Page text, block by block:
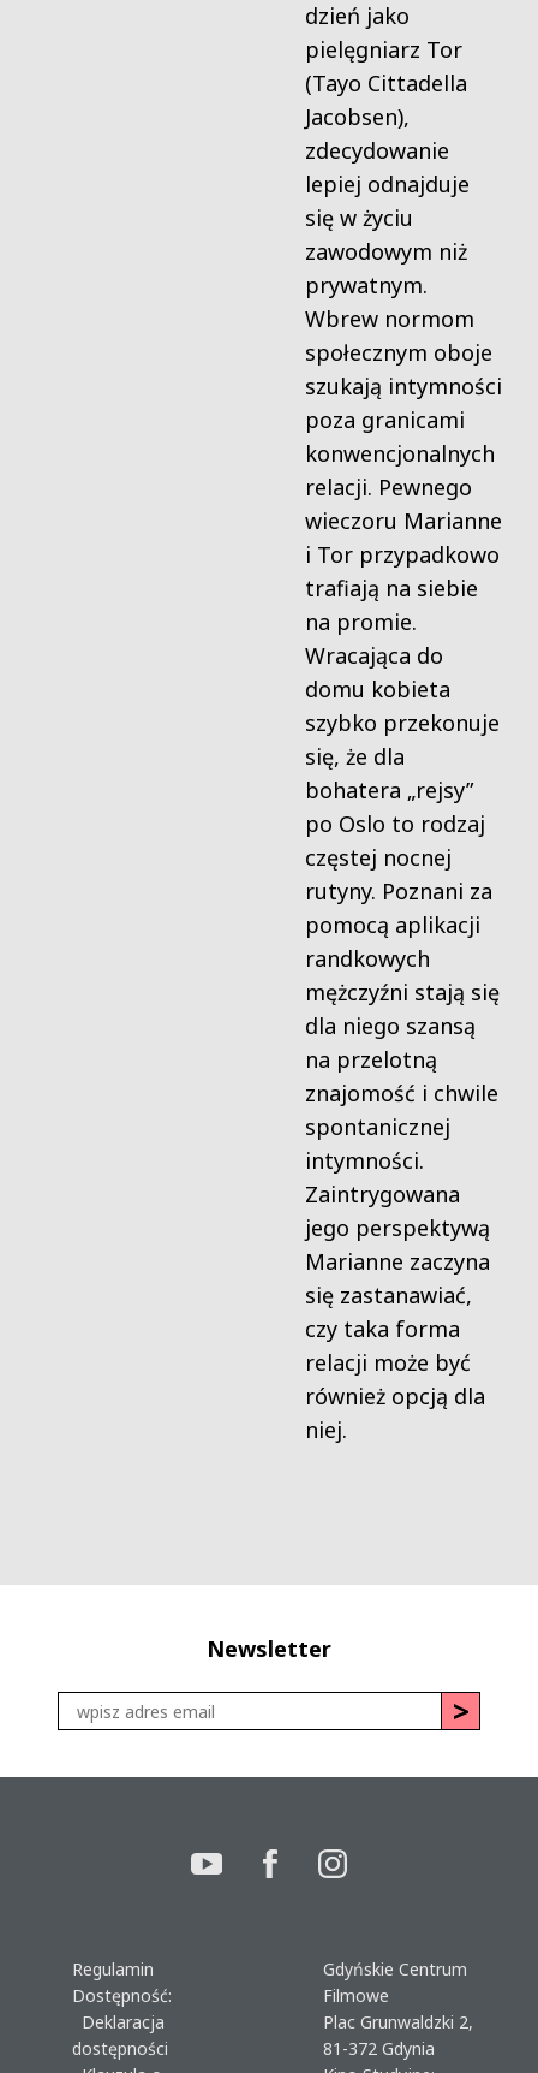
dzień jako
pielęgniarz Tor
(Tayo Cittadella
Jacobsen),
zdecydowanie
lepiej odnajduje
się w życiu
zawodowym niż
prywatnym.
Wbrew normom
społecznym oboje
szukają intymności
poza granicami
konwencjonalnych
relacji. Pewnego
wieczoru Marianne
i Tor przypadkowo
trafiają na siebie
na promie.
Wracająca do
domu kobieta
szybko przekonuje
się, że dla
bohatera „rejsy”
po Oslo to rodzaj
częstej nocnej
rutyny. Poznani za
pomocą aplikacji
randkowych
mężczyźni stają się
dla niego szansą
na przelotną
znajomość i chwile
spontanicznej
intymności.
Zaintrygowana
jego perspektywą
Marianne zaczyna
się zastanawiać,
czy taka forma
relacji może być
również opcją dla
niej.
Newsletter
Regulamin
Dostępność:
Deklaracja
dostępności
Gdyńskie Centrum
Filmowe
Plac Grunwaldzki 2,
81-372 Gdynia